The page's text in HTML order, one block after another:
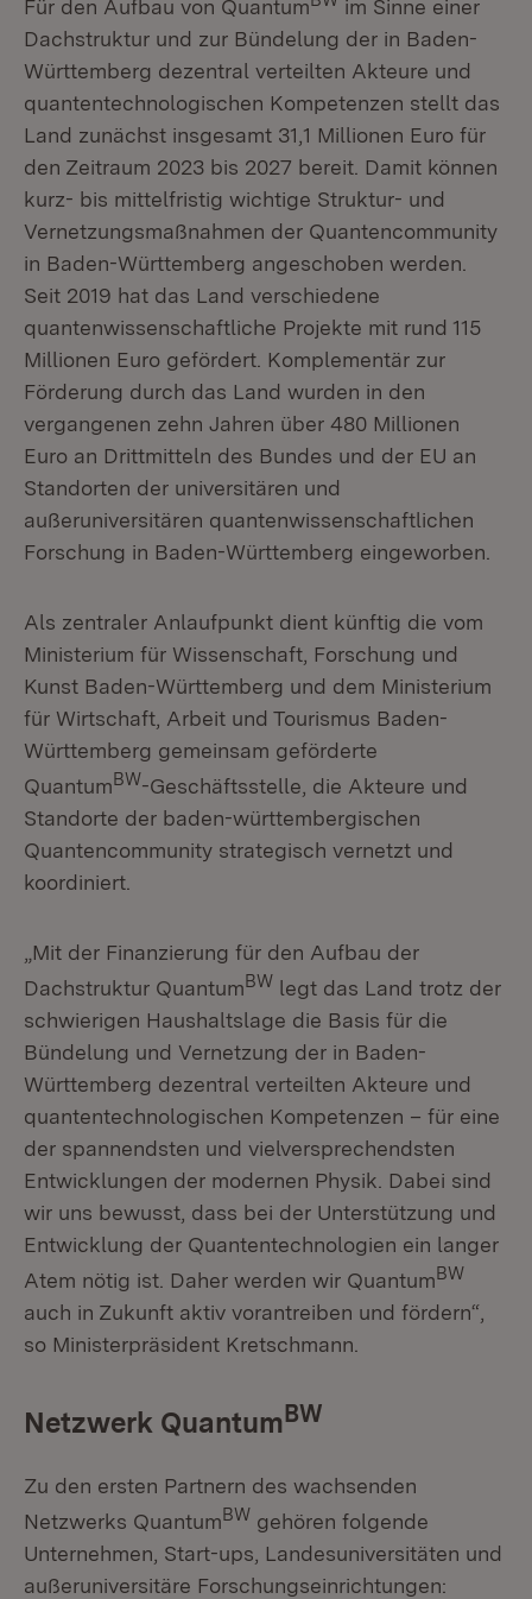
Für den Aufbau von Quantum
im Sinne einer
Dachstruktur und zur Bündelung der in Baden-
Württemberg dezentral verteilten Akteure und
quantentechnologischen Kompetenzen stellt das
Land zunächst insgesamt 31,1 Millionen Euro für
den Zeitraum 2023 bis 2027 bereit. Damit können
kurz- bis mittelfristig wichtige Struktur- und
Vernetzungsmaßnahmen der Quantencommunity
in Baden-Württemberg angeschoben werden.
Seit 2019 hat das Land verschiedene
quantenwissenschaftliche Projekte mit rund 115
Millionen Euro gefördert. Komplementär zur
Förderung durch das Land wurden in den
vergangenen zehn Jahren über 480 Millionen
Euro an Drittmitteln des Bundes und der EU an
Standorten der universitären und
außeruniversitären quantenwissenschaftlichen
Forschung in Baden-Württemberg eingeworben.
Als zentraler Anlaufpunkt dient künftig die vom
Ministerium für Wissenschaft, Forschung und
Kunst Baden-Württemberg und dem Ministerium
für Wirtschaft, Arbeit und Tourismus Baden-
Württemberg gemeinsam geförderte
QuantumBW-Geschäftsstelle, die Akteure und
Standorte der baden-württembergischen
Quantencommunity strategisch vernetzt und
koordiniert.
„Mit der Finanzierung für den Aufbau der
Dachstruktur QuantumBW legt das Land trotz der
schwierigen Haushaltslage die Basis für die
Bündelung und Vernetzung der in Baden-
Württemberg dezentral verteilten Akteure und
quantentechnologischen Kompetenzen – für eine
der spannendsten und vielversprechendsten
Entwicklungen der modernen Physik. Dabei sind
wir uns bewusst, dass bei der Unterstützung und
Entwicklung der Quantentechnologien ein langer
Atem nötig ist. Daher werden wir QuantumBW
auch in Zukunft aktiv vorantreiben und fördern“,
so Ministerpräsident Kretschmann.
Netzwerk QuantumBW
Zu den ersten Partnern des wachsenden
Netzwerks QuantumBW gehören folgende
Unternehmen, Start-ups, Landesuniversitäten und
außeruniversitäre Forschungseinrichtungen: